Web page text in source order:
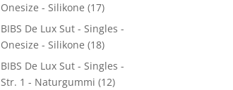
Onesize - Silikone (17)
BIBS De Lux Sut - Singles -
Onesize - Silikone (18)
BIBS De Lux Sut - Singles -
Str. 1 - Naturgummi (12)